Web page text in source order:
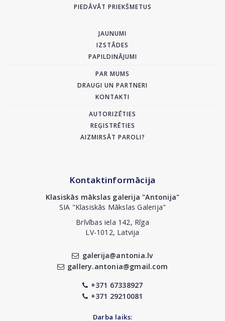
PIEDĀVĀT PRIEKŠMETUS
JAUNUMI
IZSTĀDES
PAPILDINĀJUMI
PAR MUMS
DRAUGI UN PARTNERI
KONTAKTI
AUTORIZĒTIES
REĢISTRĒTIES
AIZMIRSĀT PAROLI?
Kontaktinformācija
Klasiskās mākslas galerija "Antonija"
SIA "Klasiskās Mākslas Galerija"
Brīvības iela 142, Rīga
LV-1012, Latvija
galerija@antonia.lv
gallery.antonia@gmail.com
+371 67338927
+371 29210081
Darba laiks: